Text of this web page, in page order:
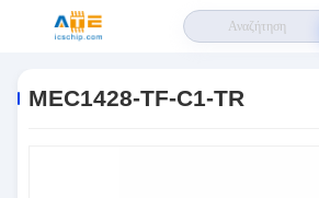
MEC1428-TF-C1-TR